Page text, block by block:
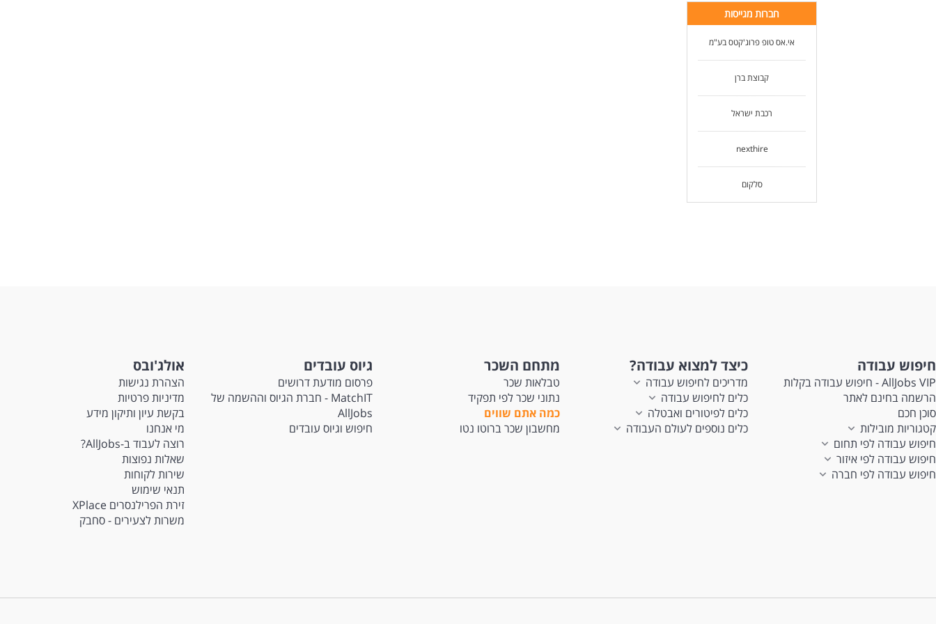
חברות מגייסות
אי.אס טופ פרוג'קטס בע"מ
קבוצת ברן
רכבת ישראל
nexthire
סלקום
חיפוש עבודה
AllJobs VIP - חיפוש עבודה בקלות
הרשמה בחינם לאתר
סוכן חכם
קטגוריות מובילות
חיפוש עבודה לפי תחום
חיפוש עבודה לפי איזור
חיפוש עבודה לפי חברה
כיצד למצוא עבודה?
מדריכים לחיפוש עבודה
כלים לחיפוש עבודה
כלים לפיטורים ואבטלה
כלים נוספים לעולם העבודה
מתחם השכר
טבלאות שכר
נתוני שכר לפי תפקיד
כמה אתם שווים
מחשבון שכר ברוטו נטו
גיוס עובדים
פרסום מודעת דרושים
MatchIT - חברת הגיוס וההשמה של
AllJobs
חיפוש וגיוס עובדים
אולג'ובס
הצהרת נגישות
מדיניות פרטיות
בקשת עיון ותיקון מידע
מי אנחנו
רוצה לעבוד ב-AllJobs?
שאלות נפוצות
שירות לקוחות
תנאי שימוש
זירת הפרילנסרים XPlace
משרות לצעירים - סחבק